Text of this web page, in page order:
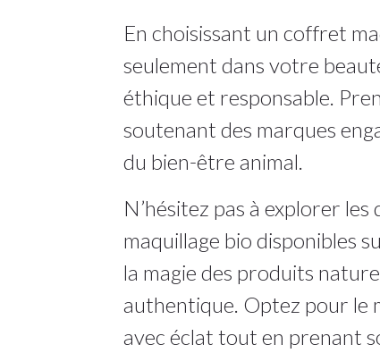
En choisissant un coffret
seulement dans votre
éthique et responsable.
soutenant des marques
du bien-être animal.
N’hésitez pas à explorer
maquillage bio disponibles
la magie des produits
authentique. Optez pour le
avec éclat tout en prenant